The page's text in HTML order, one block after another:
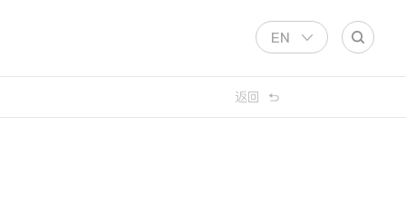
EN
返回